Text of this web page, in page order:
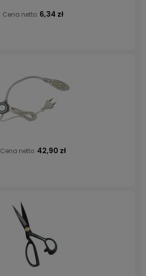
Cena netto: 6,34 zł
Cena netto: 42,90 zł